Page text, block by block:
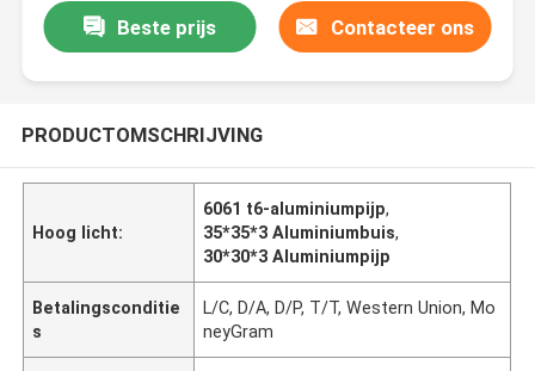
Beste prijs Contacteer ons
PRODUCTOMSCHRIJVING
Hoog licht:
6061 t6-aluminiumpijp,
35*35*3 Aluminiumbuis,
30*30*3 Aluminiumpijp
Betalingsconditie
s
L/C, D/A, D/P, T/T, Western Union, Mo
neyGram